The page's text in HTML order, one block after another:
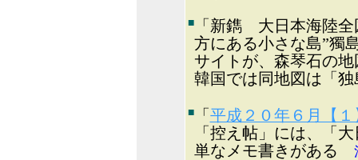
■「新鐫 大日本海陸全
方にある小さな島”獨
サイトが、森琴石の
韓国では同地図は「
■「 平成２０年６月【１
「控え帖」には、「
単なメモ書きがある